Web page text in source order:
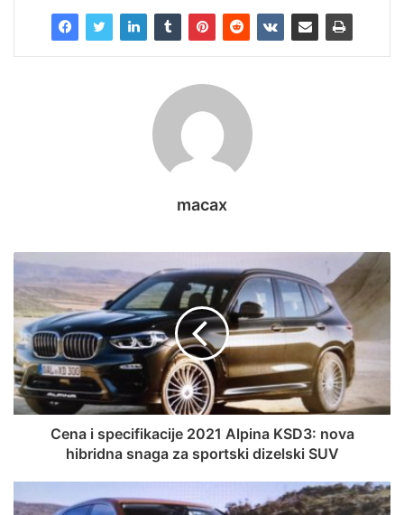
macax
Cena i specifikacije 2021 Alpina KSD3: nova
hibridna snaga za sportski dizelski SUV